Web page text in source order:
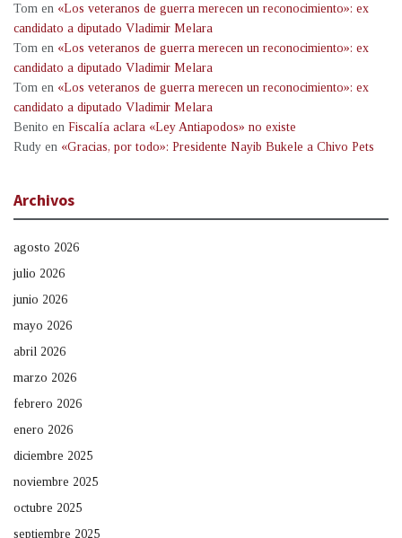
Tom en «Los veteranos de guerra merecen un reconocimiento»: ex
candidato a diputado Vladimir Melara
Tom en «Los veteranos de guerra merecen un reconocimiento»: ex
candidato a diputado Vladimir Melara
Tom en «Los veteranos de guerra merecen un reconocimiento»: ex
candidato a diputado Vladimir Melara
Benito en Fiscalía aclara «Ley Antiapodos» no existe
Rudy en «Gracias, por todo»: Presidente Nayib Bukele a Chivo Pets
Archivos
agosto 2026
julio 2026
junio 2026
mayo 2026
abril 2026
marzo 2026
febrero 2026
enero 2026
diciembre 2025
noviembre 2025
octubre 2025
septiembre 2025